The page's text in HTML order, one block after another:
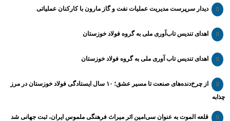
دیدار سرپرست مدیریت عملیات نفت و گاز مارون با کارکنان عملیاتی
اهدای تندیس تاب‌آوری ملی به گروه فولاد خوزستان
اهدای تندیس تاب آوری ملی به گروه فولاد خوزستان
از چرخ‌دنده‌های صنعت تا مسیر عشق؛ ۱۰ سال ایستادگی فولاد خوزستان در مرز
چذابه
قلعه الموت به عنوان سی‌امین اثر میراث‌ فرهنگی ملموس ایران، ثبت جهانی شد